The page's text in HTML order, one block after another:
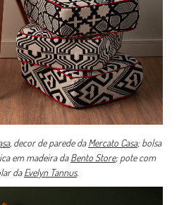
, decor de parede daMercato Casa; bolsa
em madeira daBento Store; pote com
daEvelyn Tannus.